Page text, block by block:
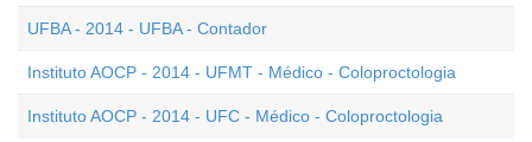
UFBA - 2014 - UFBA - Contador
Instituto AOCP - 2014 - UFMT - Médico - Coloproctologia
Instituto AOCP - 2014 - UFC - Médico - Coloproctologia